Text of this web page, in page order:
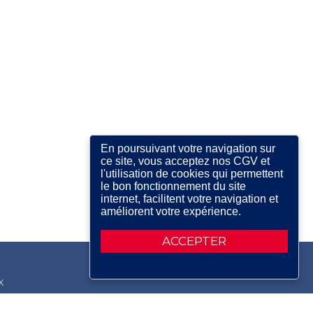
ACCEPTER
En poursuivant votre navigation sur
ce site, vous acceptez nos CGV et
l'utilisation de cookies qui permettent
le bon fonctionnement du site
internet, facilitent votre navigation et
améliorent votre expérience.